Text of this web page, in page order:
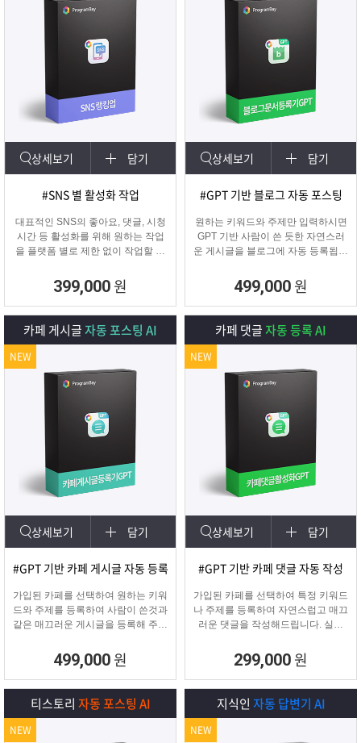
상세보기 담기
#SNS 별 활성화 작업
대표적인 SNS의 좋아요, 댓글, 시청
시간 등 활성화를 위해 원하는 작업
을 플랫폼 별로 제한 없이 작업할 수
SNS 육성용, 마케터, 인플루언서 분
들이 계정 활성화하기에 적합한 프로
그램입니다.
399,000 원
상세보기 담기
#GPT 기반 블로그 자동 포스팅
원하는 키워드와 주제만 입력하시면
GPT 기반 사람이 쓴 듯한 자연스러
운 게시글을 블로그에 자동 등록됩니
블로그 대량 육성용, 특정 업체를 여
러 블로그에 홍보하기 적합한
마케팅 프로그램입니다.
499,000 원
카페 게시글자동 포스팅 AI
상세보기 담기
#GPT 기반 카페 게시글 자동 등록
가입된 카페를 선택하여 원하는 키워
드와 주제를 등록하여 사람이 쓴것과
같은 매끄러운 게시글을 등록해 주며
물품 판매 글을 함께
업로드 할 수 있습니다.
499,000 원
NEW
카페 댓글자동 등록 AI
상세보기 담기
#GPT 기반 카페 댓글 자동 작성
가입된 카페를 선택하여 특정 키워드
나 주제를 등록하여 자연스럽고 매끄
러운 댓글을 작성해드립니다. 실제
러운 댓글을 달아 카페가 활성화 효
과를 보실 수 있습니다.
299,000 원
NEW
티스토리 자동 포스팅 AI
NEW
지식인 자동 답변기 AI
NEW